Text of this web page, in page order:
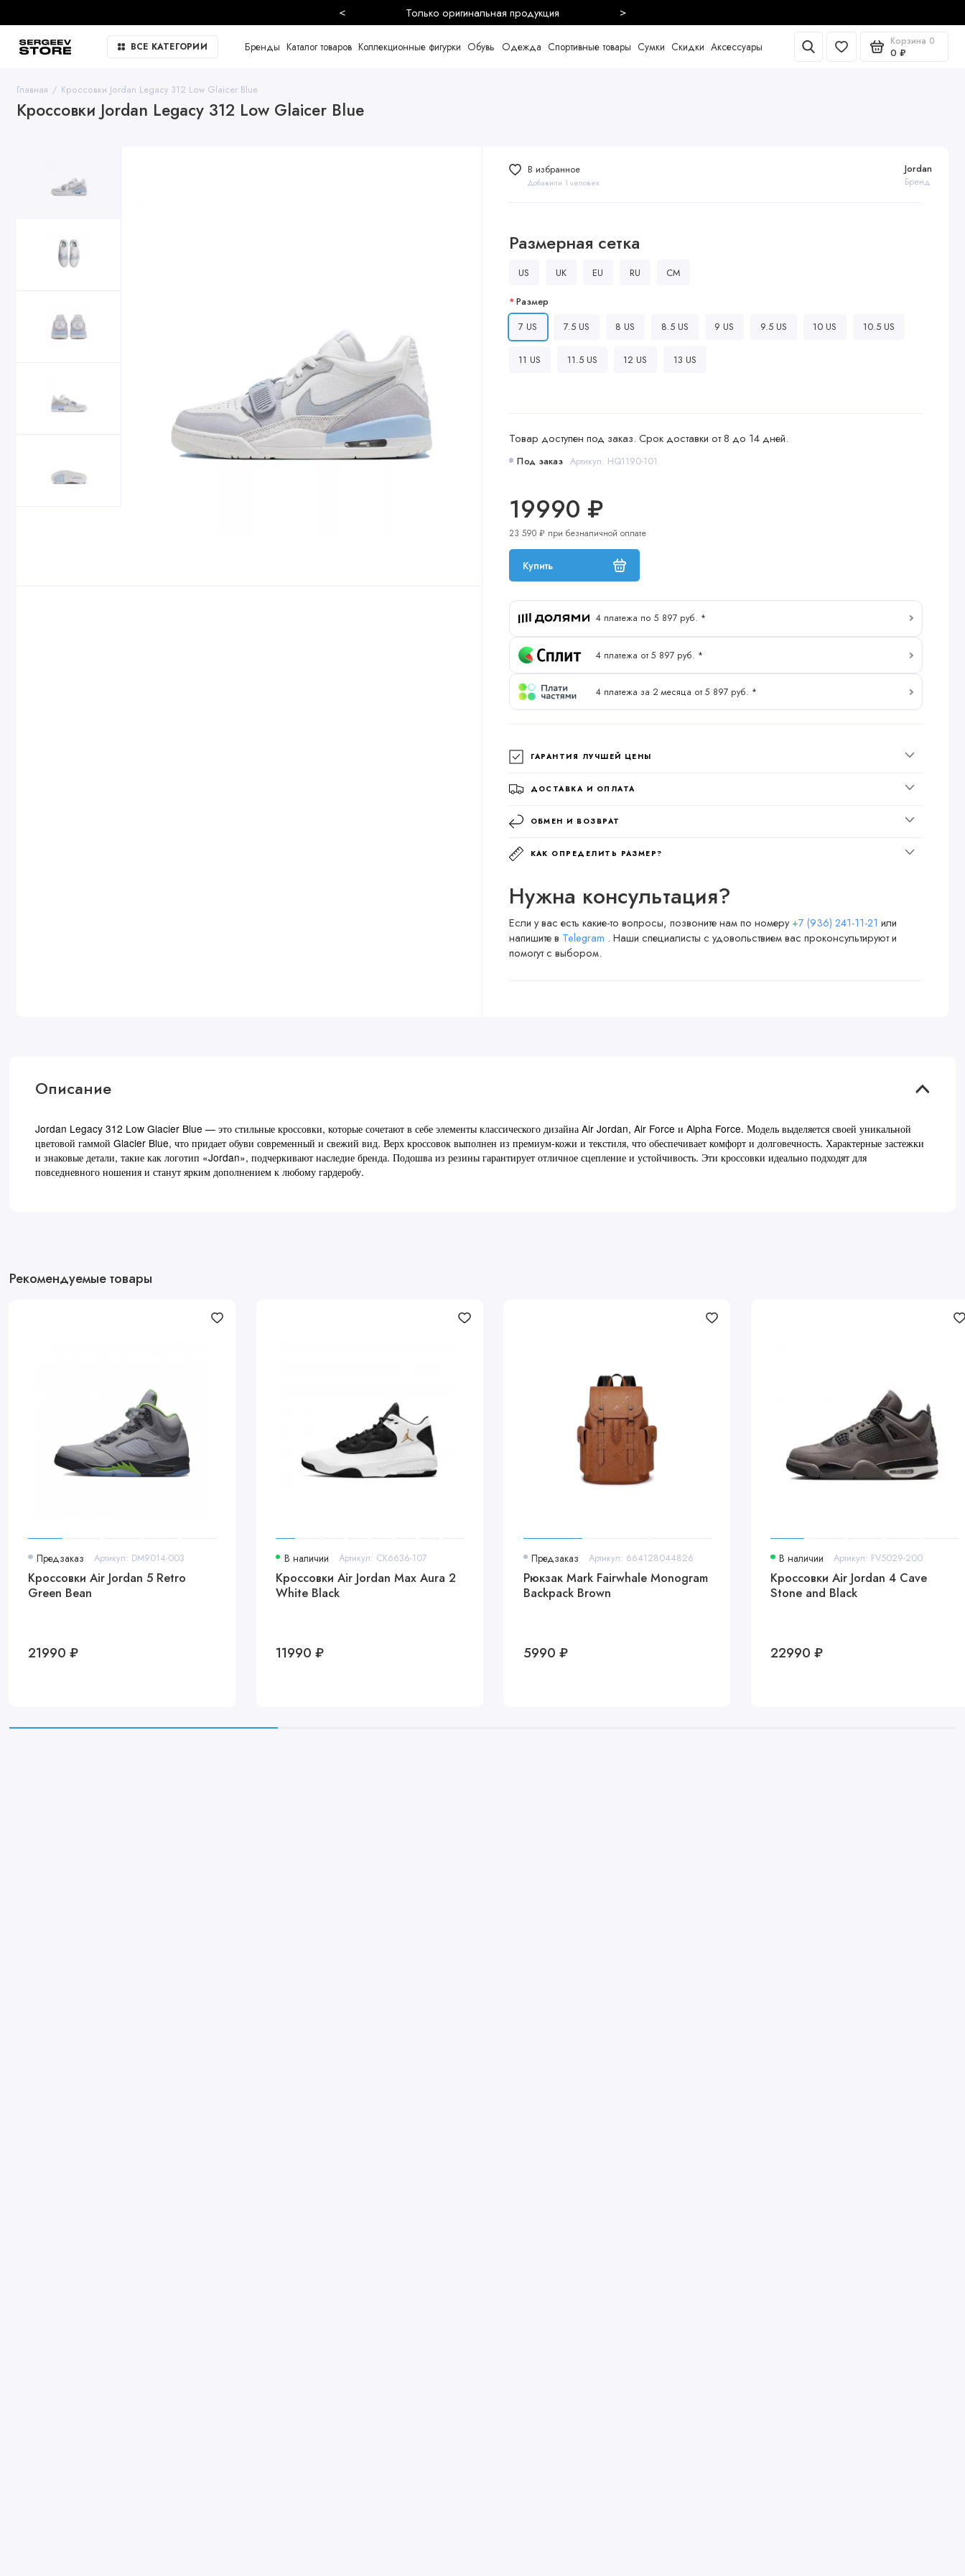
Безопасная и быстрая доставка
< >
ВСЕ КАТЕГОРИИ Бренды Каталог товаров Коллекционные фигурки Обувь Одежда Спортивные товары Сумки Скидки Аксессуары Корзина 0
0 ₽
Главная Кроссовки Jordan Legacy 312 Low Glaicer Blue
Кроссовки Jordan Legacy 312 Low Glaicer Blue
Товар доступен под заказ. Срок доставки от 8 до 14 дней.
Под заказ Артикул: HQ1190-101
Jordan
Бренд
19990 ₽
23 590 ₽ при безналичной оплате
Купить
4 платежа по 5 897 руб. *
4 платежа от 5 897 руб. *
4 платежа за 2 месяца от 5 897 руб. *
В избранное
Добавили 1 человек
Размерная сетка
US UK EU RU CM
Размер
7 US
7.5 US 8 US 8.5 US 9 US 9.5 US 10 US 10.5 US
11 US 11.5 US 12 US 13 US
ГАРАНТИЯ ЛУЧШЕЙ ЦЕНЫ
ДОСТАВКА И ОПЛАТА
ОБМЕН И ВОЗВРАТ
КАК ОПРЕДЕЛИТЬ РАЗМЕР?
Нужна консультация?
Если у вас есть какие-то вопросы, позвоните нам по номеру+7 (936) 241-11-21 или
напишите в Telegram . Наши специалисты с удовольствием вас проконсультируют и
помогут с выбором.
Описание
Jordan Legacy 312 Low Glacier Blue — это стильные кроссовки, которые сочетают в себе элементы классического дизайна Air Jordan, Air Force и Alpha Force. Модель выделяется своей уникальной
цветовой гаммой Glacier Blue, что придает обуви современный и свежий вид. Верх кроссовок выполнен из премиум-кожи и текстиля, что обеспечивает комфорт и долговечность. Характерные застежки
и знаковые детали, такие как логотип «Jordan», подчеркивают наследие бренда. Подошва из резины гарантирует отличное сцепление и устойчивость. Эти кроссовки идеально подходят для
повседневного ношения и станут ярким дополнением к любому гардеробу.
Рекомендуемые товары
Предзаказ Артикул: DM9014-003
Кроссовки Air Jordan 5 Retro
Green Bean
21990 ₽
В наличии Артикул: CK6636-107
Кроссовки Air Jordan Max Aura 2
White Black
11990 ₽
Предзаказ Артикул: 664128044826
Рюкзак Mark Fairwhale Monogram
Backpack Brown
5990 ₽
В наличии Артикул: FV5029-200
Кроссовки Air Jordan 4 Cave
Stone and Black
22990 ₽